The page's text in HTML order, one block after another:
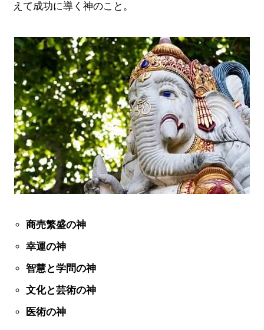
えて成功に導く神のこと。
商売繁盛の神
幸運の神
智慧と学問の神
文化と芸術の神
医術の神